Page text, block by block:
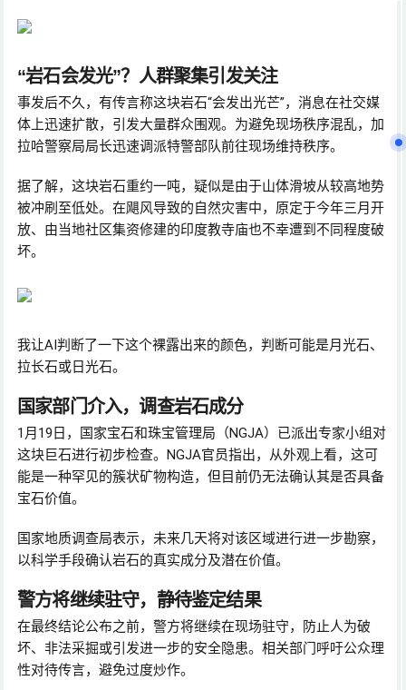
“岩石会发光”？人群聚集引发关注
事发后不久，有传言称这块岩石“会发出光芒”，消息在社交媒
体上迅速扩散，引发大量群众围观。为避免现场秩序混乱，加
拉哈警察局局长迅速调派特警部队前往现场维持秩序。
据了解，这块岩石重约一吨，疑似是由于山体滑坡从较高地势
被冲刷至低处。在飓风导致的自然灾害中，原定于今年三月开
放、由当地社区集资修建的印度教寺庙也不幸遭到不同程度破
坏。
我让AI判断了一下这个裸露出来的颜色，判断可能是月光石、
拉长石或日光石。
国家部门介入，调查岩石成分
1月19日，国家宝石和珠宝管理局（NGJA）已派出专家小组对
这块巨石进行初步检查。NGJA官员指出，从外观上看，这可
能是一种罕见的簇状矿物构造，但目前仍无法确认其是否具备
宝石价值。
国家地质调查局表示，未来几天将对该区域进行进一步勘察，
以科学手段确认岩石的真实成分及潜在价值。
警方将继续驻守，静待鉴定结果
在最终结论公布之前，警方将继续在现场驻守，防止人为破
坏、非法采掘或引发进一步的安全隐患。相关部门呼吁公众理
性对待传言，避免过度炒作。